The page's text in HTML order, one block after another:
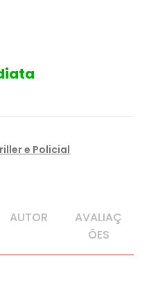
e Policial
AUTOR
AVALIAÇ
ÕES